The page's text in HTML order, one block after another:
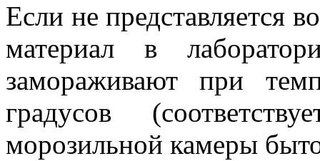
Если не представляется
материал в
замораживают при
градусов
морозильной камеры